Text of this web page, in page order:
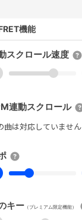
機能
スクロール速度
連動スクロール
曲は対応していません
キー （プレミアム限定機能）